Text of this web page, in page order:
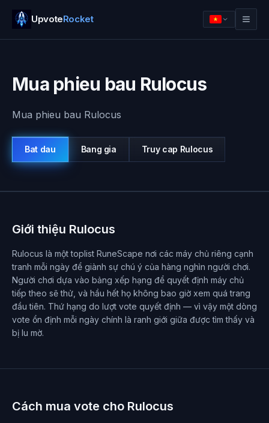
UpvoteRocket
Mua phieu bau Rulocus
Mua phieu bau Rulocus
Bat dau Bang gia Truy cap Rulocus
Giới thiệu Rulocus
Rulocus là một toplist RuneScape nơi các máy chủ riêng cạnh
tranh mỗi ngày để giành sự chú ý của hàng nghìn người chơi.
Người chơi dựa vào bảng xếp hạng để quyết định máy chủ
tiếp theo sẽ thử, và hầu hết họ không bao giờ xem quá trang
đầu tiên. Thứ hạng do lượt vote quyết định — vì vậy một dòng
vote ổn định mỗi ngày chính là ranh giới giữa được tìm thấy và
bị lu mờ.
Cách mua vote cho Rulocus